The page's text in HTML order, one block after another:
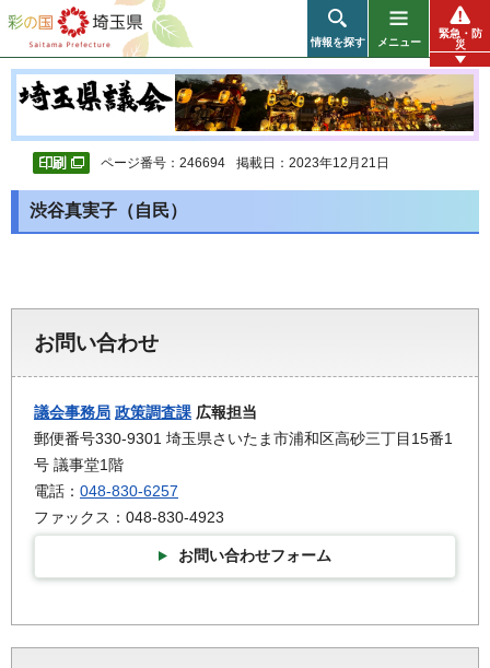
彩の国 埼玉県
情報を探す メニュー
緊急・防
災
ページ番号：246694 掲載日：2023年12月21日
渋谷真実子（自民）
お問い合わせ
議会事務局 政策調査課 広報担当
郵便番号330-9301 埼玉県さいたま市浦和区高砂三丁目15番1
号 議事堂1階
電話： 048-830-6257
ファックス：048-830-4923
お問い合わせフォーム